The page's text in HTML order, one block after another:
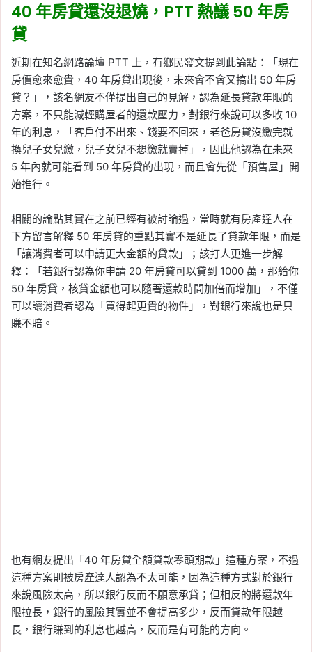
40 年房貸還沒退燒，PTT 熱議 50 年房
貸
近期在知名網路論壇 PTT 上，有鄉民發文提到此論點：「現在
房價愈來愈貴，40 年房貸出現後，未來會不會又搞出 50 年房
貸？」，該名網友不僅提出自己的見解，認為延長貸款年限的
方案，不只能減輕購屋者的還款壓力，對銀行來說可以多收 10
年的利息，「客戶付不出來、錢要不回來，老爸房貸沒繳完就
換兒子女兒繳，兒子女兒不想繳就賣掉」，因此他認為在未來
5 年內就可能看到 50 年房貸的出現，而且會先從「預售屋」開
始推行。
相關的論點其實在之前已經有被討論過，當時就有房產達人在
下方留言解釋 50 年房貸的重點其實不是延長了貸款年限，而是
「讓消費者可以申請更大金額的貸款」；該打人更進一步解
釋：「若銀行認為你申請 20 年房貸可以貸到 1000 萬，那給你
50 年房貸，核貸金額也可以隨著還款時間加倍而增加」，不僅
可以讓消費者認為「買得起更貴的物件」，對銀行來說也是只
賺不賠。
也有網友提出「40 年房貸全額貸款零頭期款」這種方案，不過
這種方案則被房產達人認為不太可能，因為這種方式對於銀行
來說風險太高，所以銀行反而不願意承貸；但相反的將還款年
限拉長，銀行的風險其實並不會提高多少，反而貸款年限越
長，銀行賺到的利息也越高，反而是有可能的方向。